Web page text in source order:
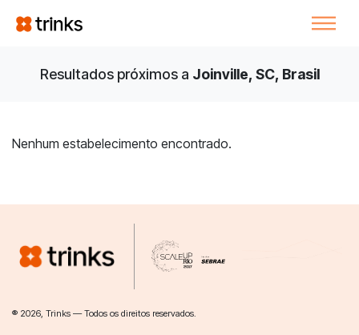
Resultados próximos a Joinville, SC, Brasil
Nenhum estabelecimento encontrado.
® 2026, Trinks — Todos os direitos reservados.